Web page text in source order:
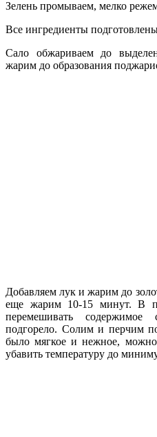
Зелень промываем, мелко
Все ингредиенты
Сало обжариваем до
жарим до образования
Добавляем лук и жарим до
еще жарим 10-15 минут. В
перемешивать
подгорело. Солим и перчим
было мягкое и нежное,
убавить температуру до